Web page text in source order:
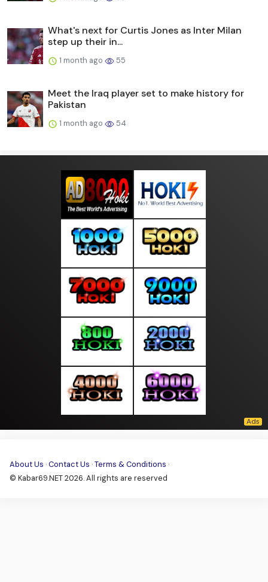
What's next for Curtis Jones as Inter Milan
step up their in...
1 month ago 55
Meet the Iraq player set to make history for
Pakistan
1 month ago 54
About Us ·Contact Us ·Terms & Conditions ·
© Kabar69.NET 2026. All rights are reserved